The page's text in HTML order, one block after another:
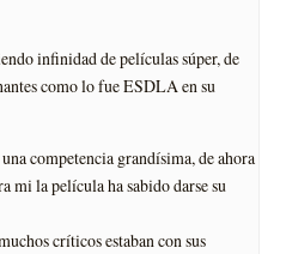
infinidad de películas súper, de
como lo fue ESDLA en su
competencia grandísima, de ahora
mi la película ha sabido darse su
críticos estaban con sus